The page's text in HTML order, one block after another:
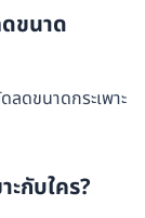
ขนาด
ดขนาดกระเพาะ
ะกับใคร?